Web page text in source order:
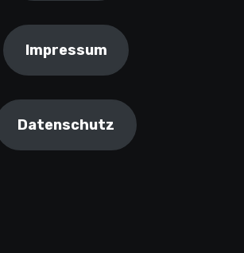
Impressum
Datenschutz